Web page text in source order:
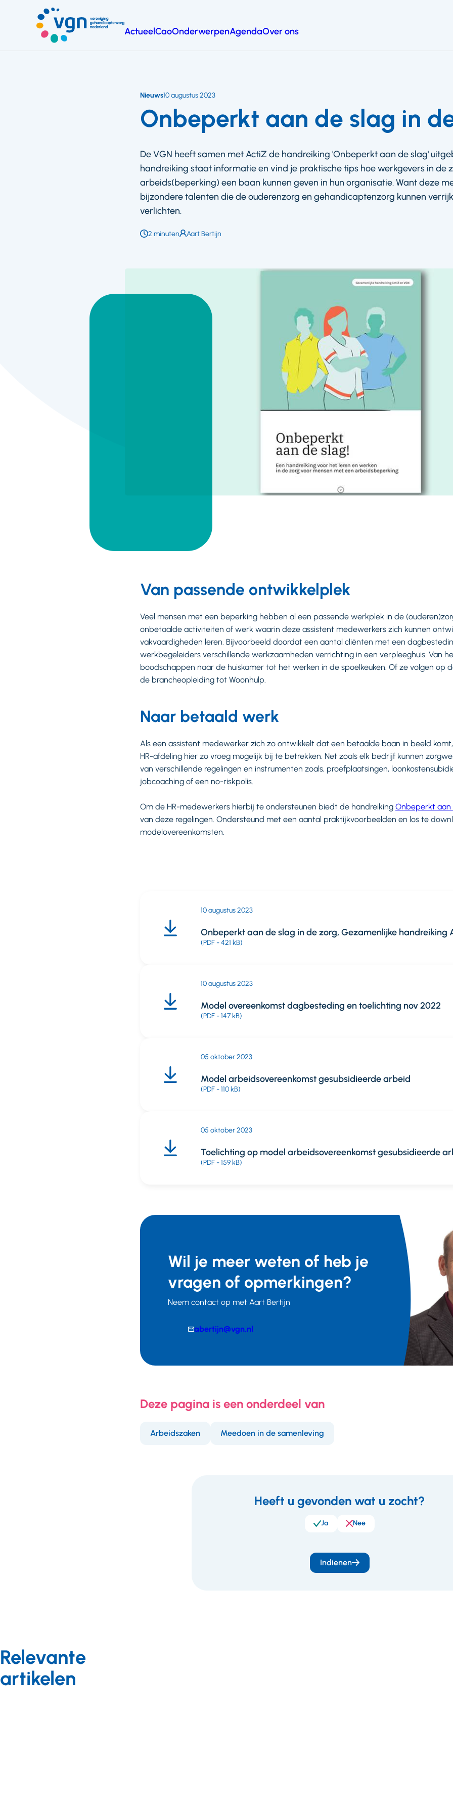
hoofdinhoud
ActueelCaoOnderwerpenAgendaOver ons
Onbeperkt aan de slag in
Nieuws10 augustus 2023
De VGN heeft samen met ActiZ de handreiking 'Onbeperkt aan de slag'
handreiking staat informatie en vind je praktische tips hoe werkgevers in de
arbeids(beperking) een baan kunnen geven in hun organisatie. Want deze
bijzondere talenten die de ouderenzorg en gehandicaptenzorg kunnen
verlichten.
Leestijd:
2 minuten Auteur:
Aart Bertijn
Van passende ontwikkelplek
Veel mensen met een beperking hebben al een passende werkplek in de
onbetaalde activiteiten of werk waarin deze assistent medewerkers zich kunnen
vakvaardigheden leren. Bijvoorbeeld doordat een aantal cliënten met een
werkbegeleiders verschillende werkzaamheden verrichting in een verpleeghuis. Van
boodschappen naar de huiskamer tot het werken in de spoelkeuken. Of ze volgen op
de brancheopleiding tot Woonhulp.
Naar betaald werk
Als een assistent medewerker zich zo ontwikkelt dat een betaalde baan in beeld
HR-afdeling hier zo vroeg mogelijk bij te betrekken. Net zoals elk bedrijf kunnen
van verschillende regelingen en instrumenten zoals, proefplaatsingen,
jobcoaching of een no-riskpolis.
Om de HR-medewerkers hierbij te ondersteunen biedt de handreiking Onbeperkt aan
van deze regelingen. Ondersteund met een aantal praktijkvoorbeelden en los te
modelovereenkomsten.
Onbeperkt aan de slag in de zorg, Gezamenlijke handreiking
(PDF - 421 kB)
10 augustus 2023
Model overeenkomst dagbesteding en toelichting nov 2022
(PDF - 147 kB)
10 augustus 2023
Model arbeidsovereenkomst gesubsidieerde arbeid
(PDF - 110 kB)
05 oktober 2023
Toelichting op model arbeidsovereenkomst gesubsidieerde
(PDF - 159 kB)
05 oktober 2023
Wil je meer weten of heb je
vragen of opmerkingen?
Neem contact op met Aart Bertijn
abertijn@vgn.nl
Deze pagina is een onderdeel van
Arbeidszaken Meedoen in de samenleving
Heeft u gevonden wat u zocht?
Ja Nee
Indienen
Relevante
artikelen